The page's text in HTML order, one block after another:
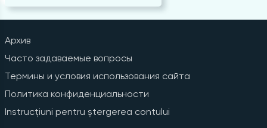
Архив
Часто задаваемые вопросы
Термины и условия использования сайта
Политика конфиденциальности
Instrucțiuni pentru ștergerea contului